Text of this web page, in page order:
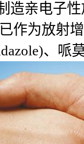
造亲电子
作为放射
、哌